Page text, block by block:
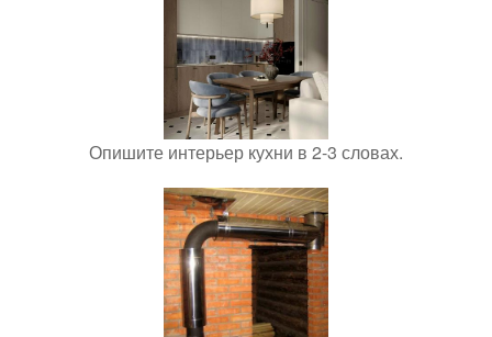
Опишите интерьер кухни в 2-3 словах.